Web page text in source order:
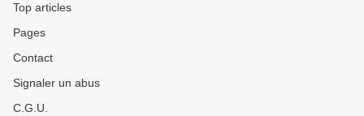
Top articles
Pages
Contact
Signaler un abus
C.G.U.